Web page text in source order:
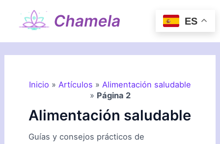
contenido
Inicio » Artículos » Alimentación saludable
» Página 2
Alimentación saludable
Guías y consejos prácticos de
ES